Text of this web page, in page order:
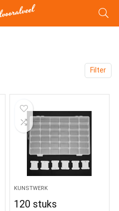
Filter
KUNSTWERK
120 stuks